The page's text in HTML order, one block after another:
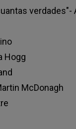
verdades"-
Hogg
McDonagh